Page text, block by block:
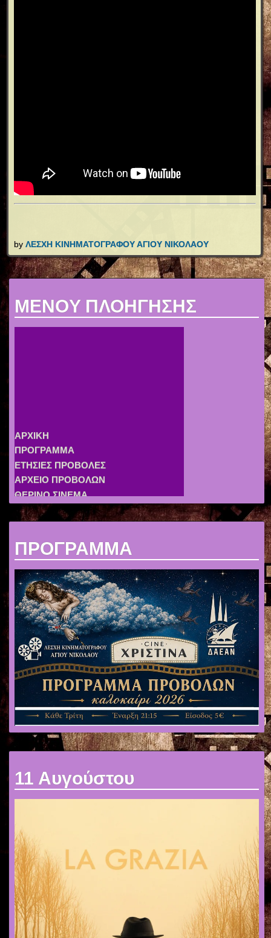
by ΛΕΣΧΗ ΚΙΝΗΜΑΤΟΓΡΑΦΟΥ ΑΓΙΟΥ ΝΙΚΟΛΑΟΥ
MENOY ΠΛΟΗΓΗΣΗΣ
ΑΡΧΕΙΟ ΕΚΔΗΛΩΣΕΩΝ
ΣΥΛΛΟΓΟΣ
ΣΥΝΔΕΣΜΟΙ
ΑΦΙΣΕΣ
ΧΟΡΗΓΟΙ
ΕΠΙΚΟΙΝΩΝΙΑ
ΠΡΟΓΡΑΜΜΑ
11 Αυγούστου